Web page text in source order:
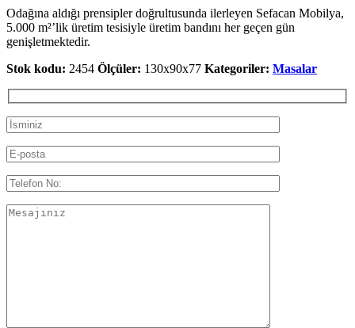
Odağına aldığı prensipler doğrultusunda ilerleyen Sefacan Mobilya,
5.000 m²’lik üretim tesisiyle üretim bandını her geçen gün
genişletmektedir.
Stok kodu: 2454 Ölçüler: 130x90x77 Kategoriler: Masalar